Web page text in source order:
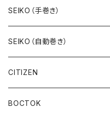
19SEIKO（7石）
19SEIKO（15石）
19SEIKO（21石）
その他の懐中時計
SEIKO（手巻き）
キングセイコー（KINGSEIKO）
クラウン（CROWN）
クロノス（CRONOS）
SEIKO（自動巻き）
5アクタス（5ACTUS）
5”スポーツ”（5”SPORTS”）
CITIZEN
手巻き腕時計
BOCTOK